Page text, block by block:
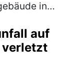
in
auf
verletzt